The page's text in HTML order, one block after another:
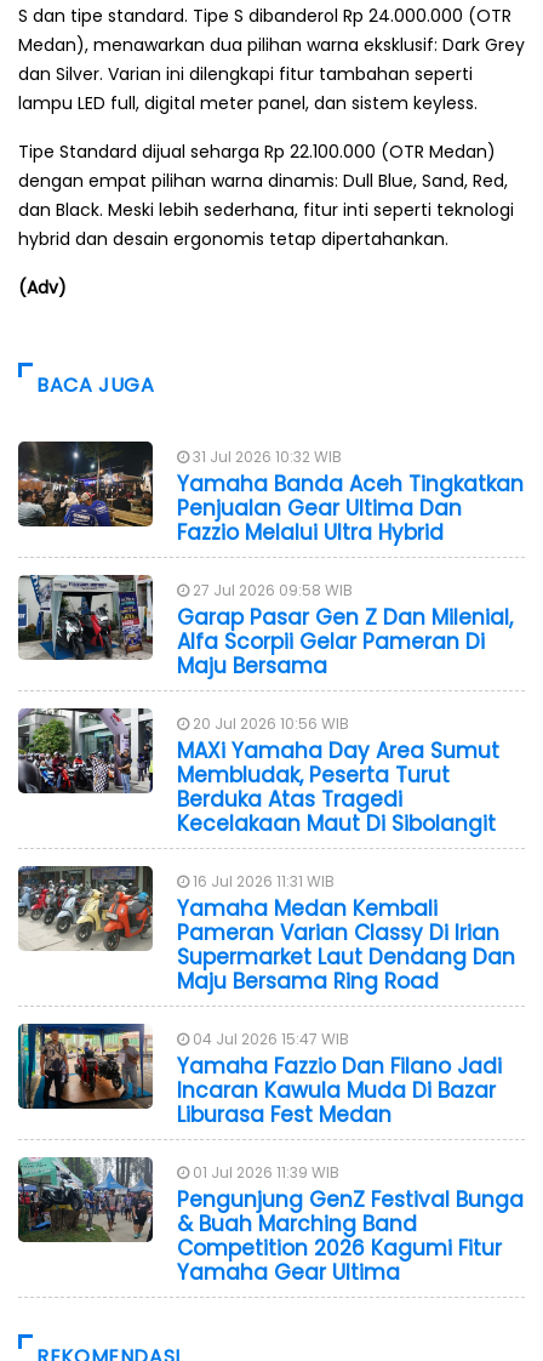
S dan tipe standard. Tipe S dibanderol Rp 24.000.000 (OTR
Medan), menawarkan dua pilihan warna eksklusif: Dark Grey
dan Silver. Varian ini dilengkapi fitur tambahan seperti
lampu LED full, digital meter panel, dan sistem keyless.
Tipe Standard dijual seharga Rp 22.100.000 (OTR Medan)
dengan empat pilihan warna dinamis: Dull Blue, Sand, Red,
dan Black. Meski lebih sederhana, fitur inti seperti teknologi
hybrid dan desain ergonomis tetap dipertahankan.
(Adv)
BACA JUGA
31 Jul 2026 10:32 WIB
Yamaha Banda Aceh Tingkatkan
Penjualan Gear Ultima Dan
Fazzio Melalui Ultra Hybrid
27 Jul 2026 09:58 WIB
Garap Pasar Gen Z Dan Milenial,
Alfa Scorpii Gelar Pameran Di
Maju Bersama
20 Jul 2026 10:56 WIB
MAXi Yamaha Day Area Sumut
Membludak, Peserta Turut
Berduka Atas Tragedi
Kecelakaan Maut Di Sibolangit
16 Jul 2026 11:31 WIB
Yamaha Medan Kembali
Pameran Varian Classy Di Irian
Supermarket Laut Dendang Dan
Maju Bersama Ring Road
04 Jul 2026 15:47 WIB
Yamaha Fazzio Dan Filano Jadi
Incaran Kawula Muda Di Bazar
Liburasa Fest Medan
01 Jul 2026 11:39 WIB
Pengunjung GenZ Festival Bunga
& Buah Marching Band
Competition 2026 Kagumi Fitur
Yamaha Gear Ultima